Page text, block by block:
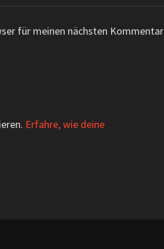
für meinen nächsten Kommentar
Erfahre, wie deine